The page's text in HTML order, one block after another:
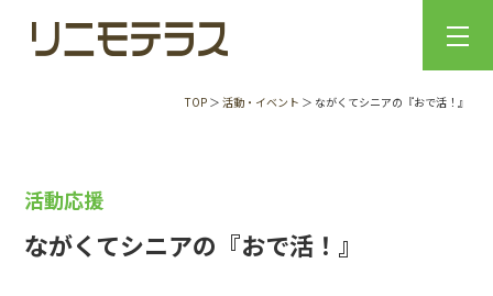
TOP＞ 活動・イベント ＞ ながくてシニアの『おで活！』
活動応援
ながくてシニアの『おで活！』